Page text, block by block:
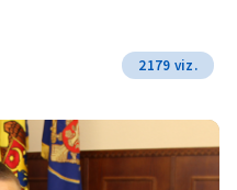
2179 viz.